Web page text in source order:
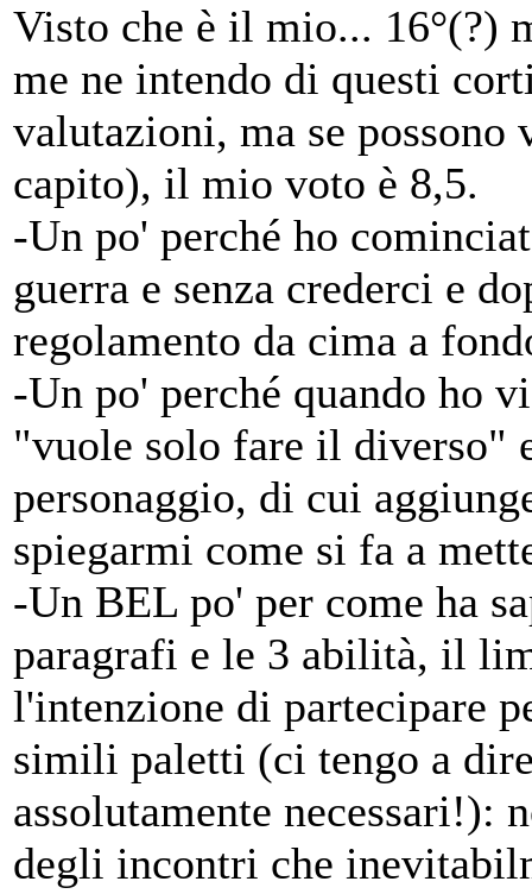
Visto che è il mio... 16°(?)
me ne intendo di questi
valutazioni, ma se
capito), il mio voto è 8,5.
-Un po' perché ho
guerra e senza crederci e
regolamento da cima a
-Un po' perché quando ho
"vuole solo fare il diverso"
personaggio, di cui
spiegarmi come si fa a
-Un BEL po' per come ha
paragrafi e le 3 abilità, il
l'intenzione di partecipare
simili paletti (ci tengo a
assolutamente necessari!):
degli incontri che